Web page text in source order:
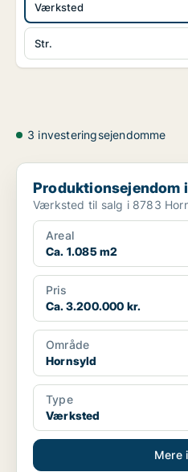
Værksted
Str.
3 investeringsejendomme
Produktionsejendom i Hornsyld
Produktionsejendom
Værksted til salg i 8783
Areal
Ca. 1.085 m2
Pris
Ca. 3.200.000 kr.
Område
Hornsyld
Type
Værksted
Mere